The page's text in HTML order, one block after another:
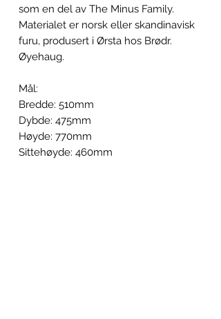
som en del av The Minus Family.
Materialet er norsk eller skandinavisk
furu, produsert i Ørsta hos Brødr.
Øyehaug.
Mål:
Bredde: 510mm
Dybde: 475mm
Høyde: 770mm
Sittehøyde: 460mm